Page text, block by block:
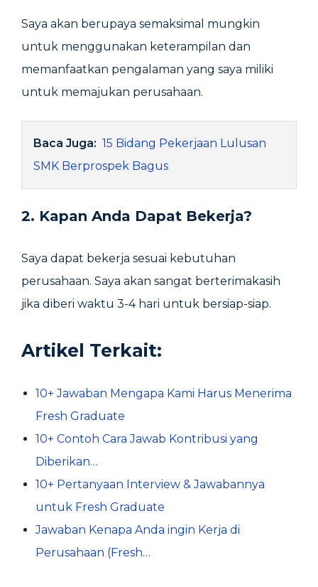
Saya akan berupaya semaksimal mungkin
untuk menggunakan keterampilan dan
memanfaatkan pengalaman yang saya miliki
untuk memajukan perusahaan.
Baca Juga: 15 Bidang Pekerjaan Lulusan
SMK Berprospek Bagus
2. Kapan Anda Dapat Bekerja?
Saya dapat bekerja sesuai kebutuhan
perusahaan. Saya akan sangat berterimakasih
jika diberi waktu 3-4 hari untuk bersiap-siap.
Artikel Terkait:
10+ Jawaban Mengapa Kami Harus Menerima
Fresh Graduate
10+ Contoh Cara Jawab Kontribusi yang
Diberikan…
10+ Pertanyaan Interview & Jawabannya
untuk Fresh Graduate
Jawaban Kenapa Anda ingin Kerja di
Perusahaan (Fresh…